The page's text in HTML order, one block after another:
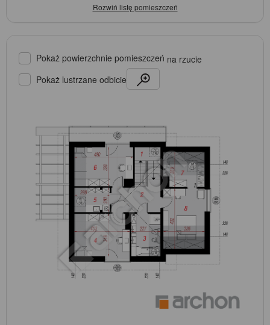
Pokaż powierzchnie pomieszczeń na rzucie
Pokaż lustrzane odbicie